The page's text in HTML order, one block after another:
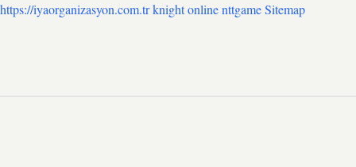
https://iyaorganizasyon.com.trknight onlinenttgameSitemap